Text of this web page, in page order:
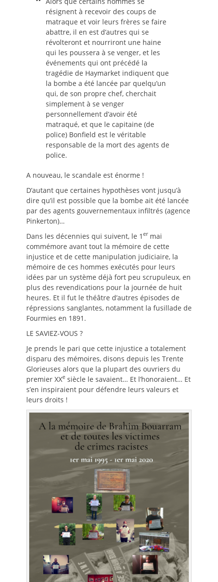
résignent à recevoir des coups de
matraque et voir leurs frères se faire
abattre, il en est d’autres qui se
révolteront et nourriront une haine
qui les poussera à se venger, et les
événements qui ont précédé la
tragédie de Haymarket indiquent que
la bombe a été lancée par quelqu’un
qui, de son propre chef, cherchait
simplement à se venger
personnellement d’avoir été
matraqué, et que le capitaine (de
police) Bonfield est le véritable
responsable de la mort des agents de
police.
A nouveau, le scandale est énorme !
D’autant que certaines hypothèses vont jusqu’à
dire qu’il est possible que la bombe ait été lancée
par des agents gouvernementaux infiltrés (agence
Pinkerton)…
Dans les décennies qui suivent, le 1 ermai
commémore avant tout la mémoire de cette
injustice et de cette manipulation judiciaire, la
mémoire de ces hommes exécutés pour leurs
idées par un système déjà fort peu scrupuleux, en
plus des revendications pour la journée de huit
heures. Et il fut le théâtre d’autres épisodes de
répressions sanglantes, notamment la fusillade de
Fourmies en 1891.
LE SAVIEZ-VOUS ?
Je prends le pari que cette injustice a totalement
disparu des mémoires, disons depuis les Trente
Glorieuses alors que la plupart des ouvriers du
premier XXe siècle le savaient… Et l’honoraient… Et
s’en inspiraient pour défendre leurs valeurs et
leurs droits !